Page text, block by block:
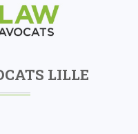
LILLE